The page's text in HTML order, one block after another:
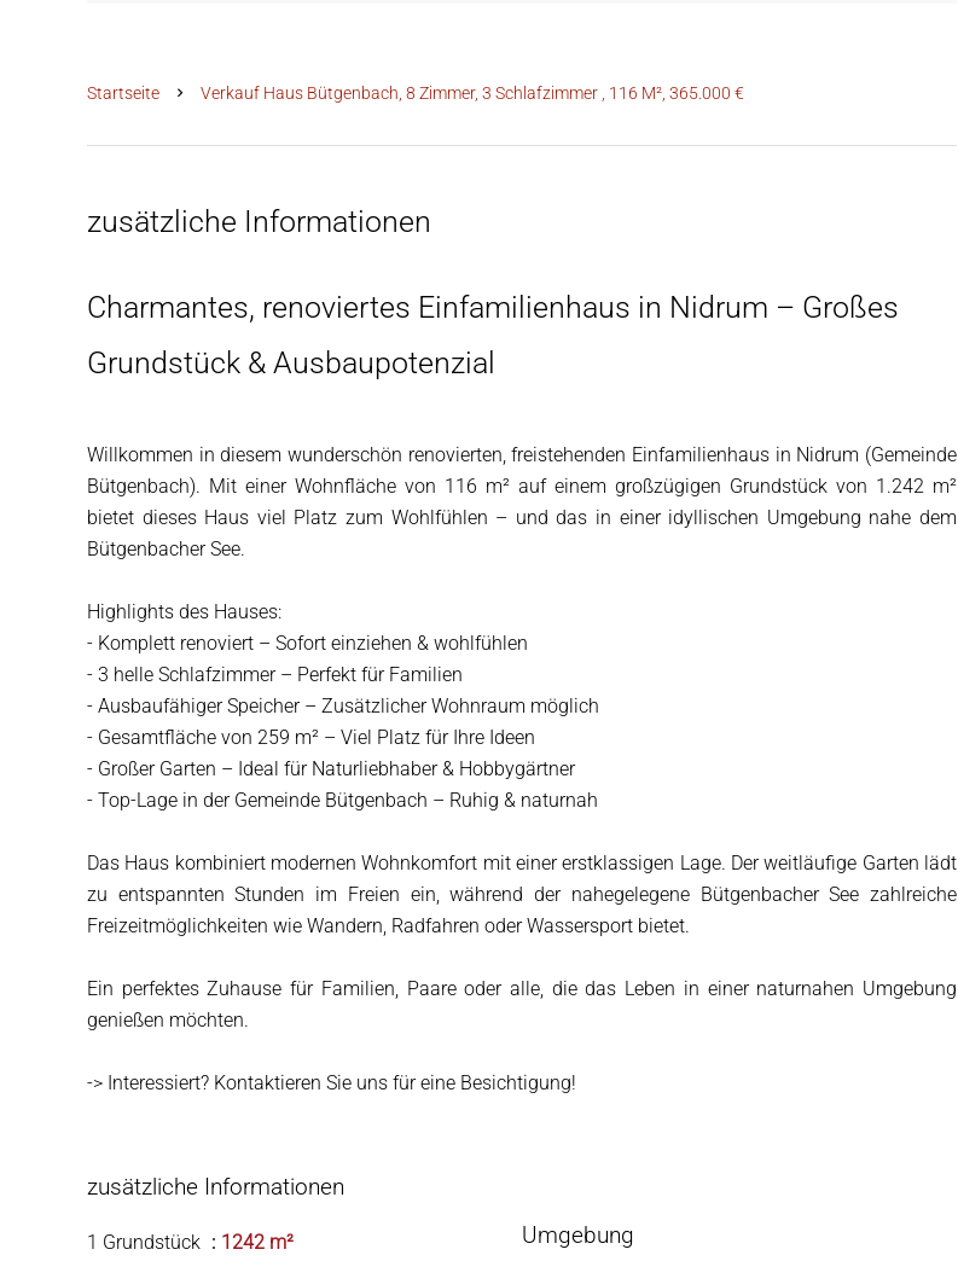
Startseite Verkauf Haus Bütgenbach, 8 Zimmer, 3 Schlafzimmer , 116 M², 365.000 €
zusätzliche Informationen
Charmantes, renoviertes Einfamilienhaus in Nidrum – Großes
Grundstück & Ausbaupotenzial
Willkommen in diesem wunderschön renovierten, freistehenden Einfamilienhaus in Nidrum (Gemeinde
Bütgenbach). Mit einer Wohnfläche von 116 m² auf einem großzügigen Grundstück von 1.242 m²
bietet dieses Haus viel Platz zum Wohlfühlen – und das in einer idyllischen Umgebung nahe dem
Bütgenbacher See.
Highlights des Hauses:
- Komplett renoviert – Sofort einziehen & wohlfühlen
- 3 helle Schlafzimmer – Perfekt für Familien
- Ausbaufähiger Speicher – Zusätzlicher Wohnraum möglich
- Gesamtfläche von 259 m² – Viel Platz für Ihre Ideen
- Großer Garten – Ideal für Naturliebhaber & Hobbygärtner
- Top-Lage in der Gemeinde Bütgenbach – Ruhig & naturnah
Das Haus kombiniert modernen Wohnkomfort mit einer erstklassigen Lage. Der weitläufige Garten lädt
zu entspannten Stunden im Freien ein, während der nahegelegene Bütgenbacher See zahlreiche
Freizeitmöglichkeiten wie Wandern, Radfahren oder Wassersport bietet.
Ein perfektes Zuhause für Familien, Paare oder alle, die das Leben in einer naturnahen Umgebung
genießen möchten.
-> Interessiert? Kontaktieren Sie uns für eine Besichtigung!
zusätzliche Informationen
1 Grundstück
1242 m²
Umgebung